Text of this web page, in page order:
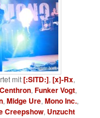
mit[:SITD:],[x]-Rx,
Centhron,Funker Vogt,
,Midge Ure,Mono Inc.,
Creepshow, Unzucht